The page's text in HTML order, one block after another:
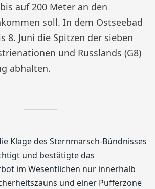
auf 200 Meter an den
soll. In dem Ostseebad
8. Juni die Spitzen der sieben
und Russlands (G8)
abhalten.
Klage des Sternmarsch-Bündnisses
und bestätigte das
im Wesentlichen nur innerhalb
und einer Pufferzone